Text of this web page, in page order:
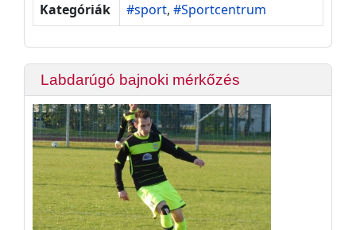
Kategóriák
#sport, #Sportcentrum
Labdarúgó bajnoki mérkőzés